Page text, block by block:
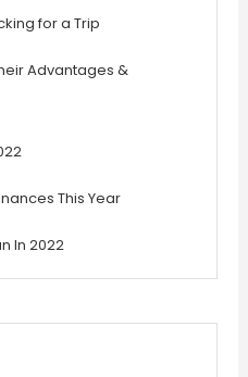
for a Trip
Advantages &
This Year
In 2022